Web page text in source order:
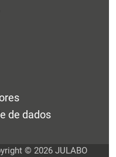
de dados
© 2026 JULABO